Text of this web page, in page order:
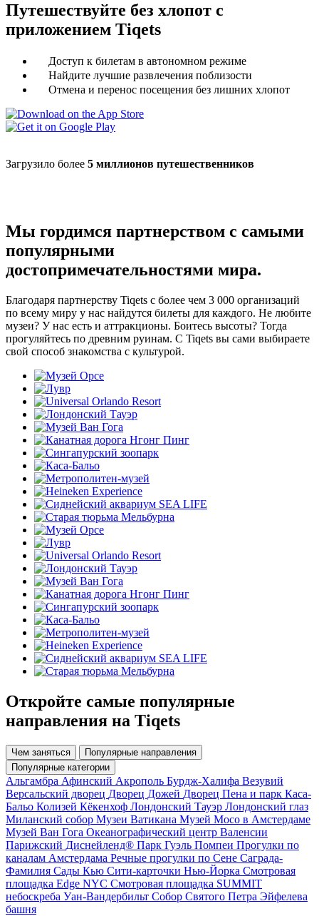
Путешествуйте без хлопот с
приложением Tiqets
Доступ к билетам в автономном режиме
Найдите лучшие развлечения поблизости
Отмена и перенос посещения без лишних хлопот
Загрузило более 5 миллионов путешественников
Мы гордимся партнерством с самыми
популярными
достопримечательностями мира.
Благодаря партнерству Tiqets с более чем 3 000 организаций
по всему миру у нас найдутся билеты для каждого. Не любите
музеи? У нас есть и аттракционы. Боитесь высоты? Тогда
прогуляйтесь по древним руинам. С Tiqets вы сами выбираете
свой способ знакомства с культурой.
Откройте самые популярные
направления на Tiqets
Чем заняться
Популярные направления
Популярные категории
Альгамбра Афинский Акрополь Бурдж-Халифа Везувий
Версальский дворец Дворец Дожей Дворец Пена и парк Каса-
Бальо Колизей Кёкенхоф Лондонский Тауэр Лондонский глаз
Миланский собор Музеи Ватикана Музей Moco в Амстердаме
Музей Ван Гога Океанографический центр Валенсии
Парижский Диснейленд® Парк Гуэль Помпеи Прогулки по
каналам Амстердама Речные прогулки по Сене Саграда-
Фамилия Сады Кью Сити-карточки Нью-Йорка Смотровая
площадка Edge NYC Смотровая площадка SUMMIT
небоскреба Уан-Вандербильт Собор Святого Петра Эйфелева
башня